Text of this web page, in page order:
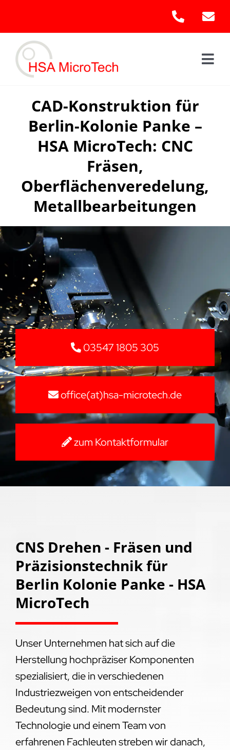
content
CAD-Konstruktion für
Berlin-Kolonie Panke –
HSA MicroTech: CNC
Fräsen,
Oberflächenveredelung,
Metallbearbeitungen
03547 1805 305
office(at)hsa-microtech.de
zum Kontaktformular
CNS Drehen - Fräsen und
Präzisionstechnik für
Berlin Kolonie Panke - HSA
MicroTech
Unser Unternehmen hat sich auf die
Herstellung hochpräziser Komponenten
spezialisiert, die in verschiedenen
Industriezweigen von entscheidender
Bedeutung sind. Mit modernster
Technologie und einem Team von
erfahrenen Fachleuten streben wir danach,